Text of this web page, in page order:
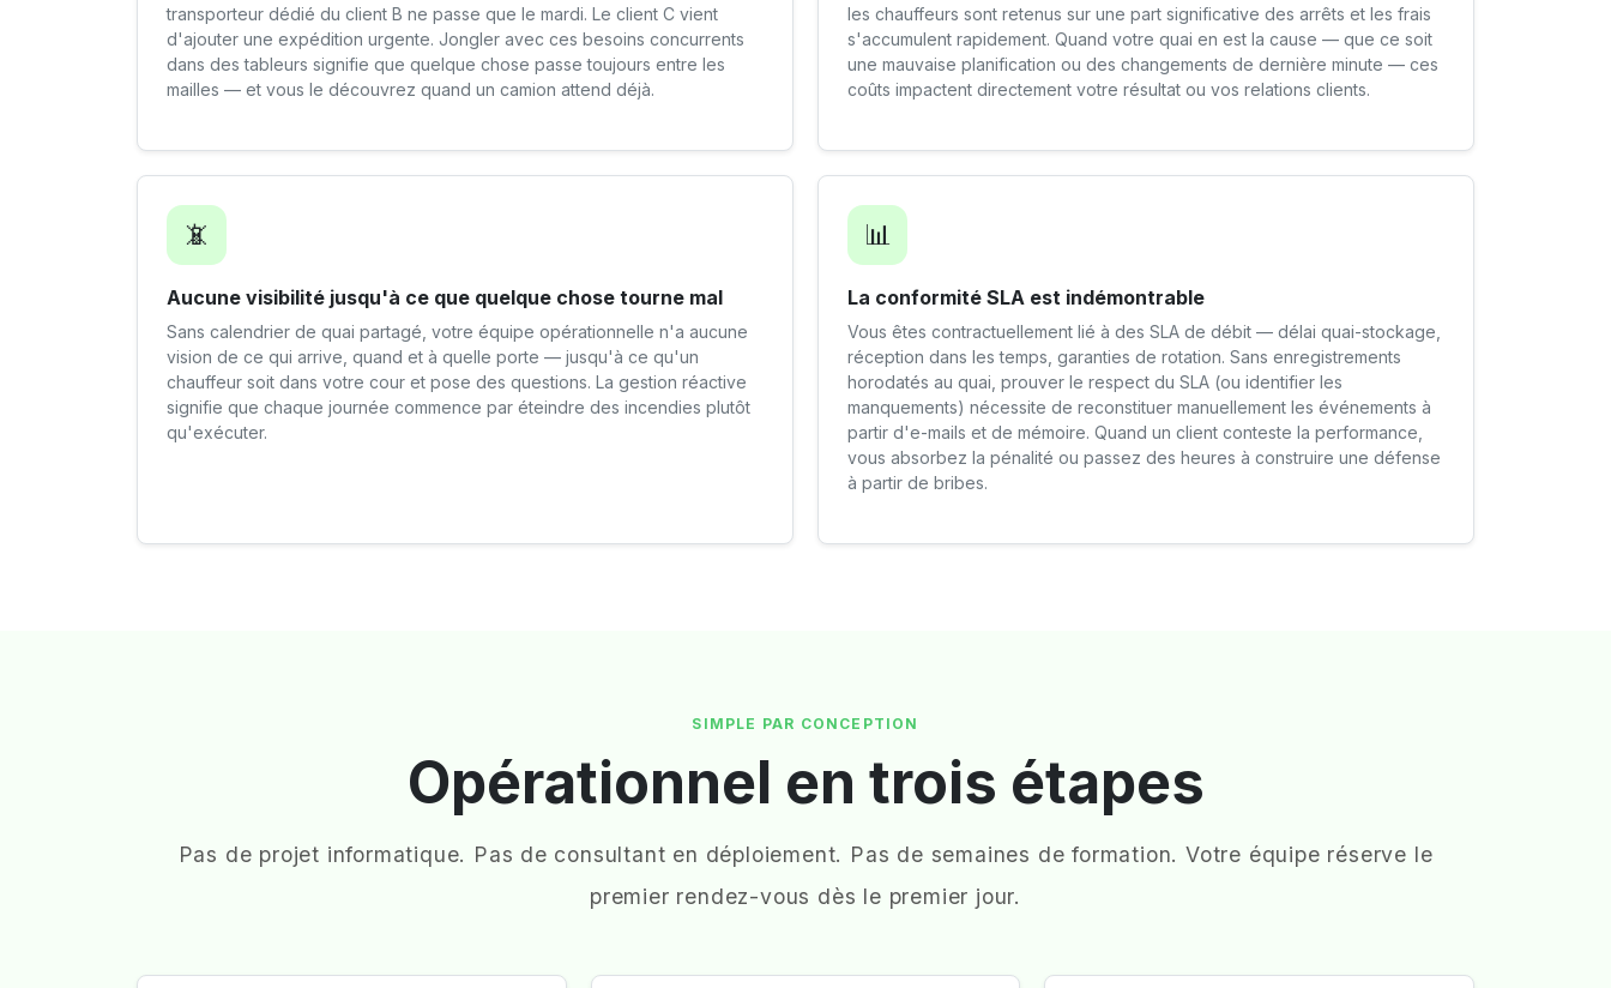
transporteur dédié du client B ne passe que le mardi. Le client C vient
d'ajouter une expédition urgente. Jongler avec ces besoins concurrents
dans des tableurs signifie que quelque chose passe toujours entre les
mailles — et vous le découvrez quand un camion attend déjà.
les chauffeurs sont retenus sur une part significative des arrêts et les frais
s'accumulent rapidement. Quand votre quai en est la cause — que ce soit
une mauvaise planification ou des changements de dernière minute — ces
coûts impactent directement votre résultat ou vos relations clients.
📵
Aucune visibilité jusqu'à ce que quelque chose tourne mal
Sans calendrier de quai partagé, votre équipe opérationnelle n'a aucune
vision de ce qui arrive, quand et à quelle porte — jusqu'à ce qu'un
chauffeur soit dans votre cour et pose des questions. La gestion réactive
signifie que chaque journée commence par éteindre des incendies plutôt
qu'exécuter.
📊
La conformité SLA est indémontrable
Vous êtes contractuellement lié à des SLA de débit — délai quai-stockage,
réception dans les temps, garanties de rotation. Sans enregistrements
horodatés au quai, prouver le respect du SLA (ou identifier les
manquements) nécessite de reconstituer manuellement les événements à
partir d'e-mails et de mémoire. Quand un client conteste la performance,
vous absorbez la pénalité ou passez des heures à construire une défense
à partir de bribes.
SIMPLE PAR CONCEPTION
Opérationnel en trois étapes
Pas de projet informatique. Pas de consultant en déploiement. Pas de semaines de formation. Votre équipe réserve le
premier rendez-vous dès le premier jour.